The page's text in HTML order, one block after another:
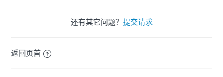
还有其它问题？ 提交请求
返回页首